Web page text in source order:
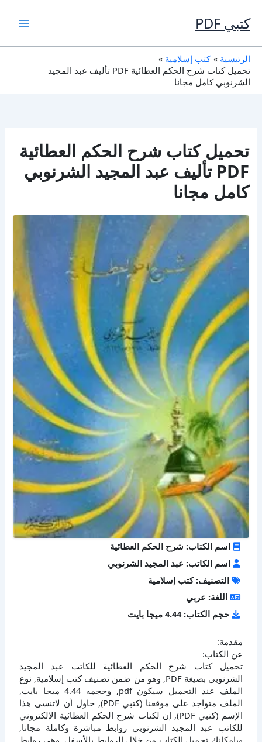
إلى
المحتوى
كتبي PDF
الرئيسية
كتب إسلامية
تحميل كتاب شرح الحكم العطائية PDF تأليف عبد المجيد
الشرنوبي كامل مجانا
تحميل كتاب شرح الحكم العطائية
PDF تأليف عبد المجيد الشرنوبي
كامل مجانا
اسم الكتاب: شرح الحكم العطائية
اسم الكاتب: عبد المجيد الشرنوبي
التصنيف: كتب إسلامية
اللغة: عربي
حجم الكتاب: 4.44 ميجا بايت
مقدمة:
عن الكتاب:
تحميل كتاب شرح الحكم العطائية للكاتب عبد المجيد
الشرنوبي بصيغة PDF, وهو من ضمن تصنيف كتب إسلامية, نوع
الملف عند التحميل سيكون pdf, وحجمه 4.44 ميجا بايت,
الملف متواجد على موقعنا (كتبي PDF), حاول أن لاتنسى هذا
الإسم (كتبي PDF), إن لكتاب شرح الحكم العطائية الإلكتروني
للكاتب عبد المجيد الشرنوبي روابط مباشرة وكاملة مجانا,